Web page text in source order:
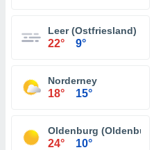
Leer (Ostfriesland)
22° 9°
Norderney
18° 15°
Oldenburg (Oldenburg)
24° 10°